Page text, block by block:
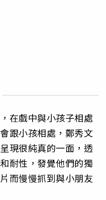
在戲中與小孩子相處
跟小孩相處，鄭秀文
現很純真的一面，透
耐性，發覺他們的獨
而慢慢抓到與小朋友